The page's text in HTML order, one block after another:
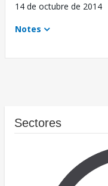
14 de octubre de 2014
Notes
Sectores